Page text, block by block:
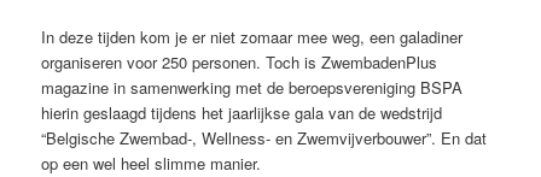
In deze tijden kom je er niet zomaar mee weg, een galadiner
organiseren voor 250 personen. Toch is ZwembadenPlus
magazine in samenwerking met de beroepsvereniging BSPA
hierin geslaagd tijdens het jaarlijkse gala van de wedstrijd
“Belgische Zwembad-, Wellness- en Zwemvijverbouwer”. En dat
op een wel heel slimme manier.